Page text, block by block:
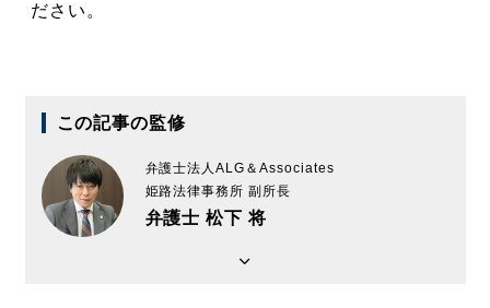
ださい。
この記事の監修
弁護士法人ALG＆Associates
姫路法律事務所 副所長
弁護士 松下 将